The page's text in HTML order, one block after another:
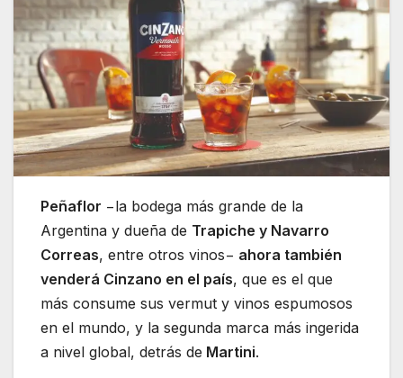
Peñaflor −la bodega más grande de la
Argentina y dueña de Trapiche y Navarro
Correas, entre otros vinos− ahora también
venderá Cinzano en el país, que es el que
más consume sus vermut y vinos espumosos
en el mundo, y la segunda marca más ingerida
a nivel global, detrás de Martini.